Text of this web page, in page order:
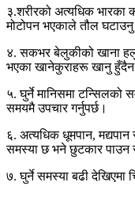
३.शरीरको अत्यधिक भारका
मोटोपन भएकाले तौल
४. सकभर बेलुकीको खाना
भएका खानेकुराहरू खानु
५. घुर्ने मानिसमा टन्सिलको
समयमै उपचार गर्नुपर्छ।
६. अत्यधिक धूमपान,
समस्या छ भने छुटकार पाउन
७. घुर्ने समस्या बढी